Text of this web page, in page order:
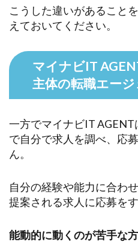
こうした違いがあること
えておいてください。
マイナビIT
主体の転職エージ
一方でマイナビIT
で自分で求人を調べ、応
ん。
自分の経験や能力に合わ
提案される求人に応募を
能動的に動くのが苦手な方